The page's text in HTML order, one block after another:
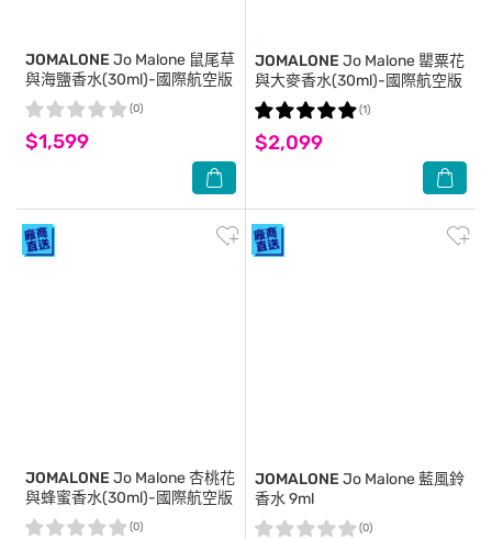
JOMALONE Jo Malone 鼠尾草
與海鹽香水(30ml)-國際航空版
$1,599
(0)
JOMALONE Jo Malone 罌粟花
與大麥香水(30ml)-國際航空版
$2,099
(1)
JOMALONE Jo Malone 杏桃花
與蜂蜜香水(30ml)-國際航空版
(0)
JOMALONE Jo Malone 藍風鈴
香水 9ml
(0)